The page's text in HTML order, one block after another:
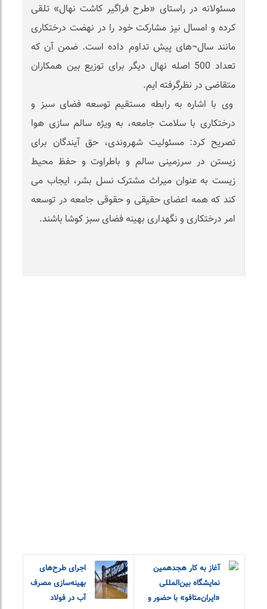
مسئولانه در راستای «طرح فراگیر کاشت نهال» تلقی
کرده و امسال نیز مشارکت خود را در نهضت درختکاری
مانند سال¬های پیش تداوم داده است. ضمن آن که
تعداد 500 اصله نهال دیگر برای توزیع بین همکاران
متقاضی در نظرگرفته ایم.
وی با اشاره به رابطه مستقیم توسعه فضای سبز و
درختکاری با سلامت جامعه، به ویژه سالم سازی هوا
تصریح کرد: مسئولیت شهروندی، حق آیندگان برای
زیستن در سرزمینی سالم و باطراوت و حفظ محیط
زیست به عنوان میراث مشترک نسل بشر، ایجاب می
کند که همه اعضای حقیقی و حقوقی جامعه در توسعه
امر درختکاری و نگهداری بهینه فضای سبز کوشا باشند.
آغاز به کار هجدهمین
نمایشگاه بین‌المللی
«ایران‌متافو» با حضور و
اجرای طرح‌های
بهینه‌سازی مصرف
آب در فولاد